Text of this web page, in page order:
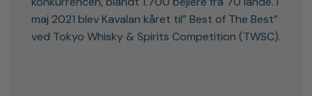
maj 2021 blev Kavalan kåret til” Best of The Best”
ved Tokyo Whisky & Spirits Competition (TWSC).